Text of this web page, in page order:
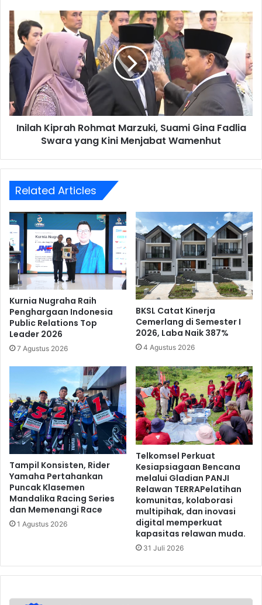
Inilah
Kiprah
Rohmat
Marzuki,
Suami
Gina
Fadlia
Swara
yang
Kini
Menjabat
Inilah Kiprah Rohmat Marzuki, Suami Gina Fadlia
Swara yang Kini Menjabat Wamenhut
Related Articles
Kurnia Nugraha Raih
Penghargaan Indonesia
Public Relations Top
Leader 2026
7 Agustus 2026
BKSL Catat Kinerja
Cemerlang di Semester I
2026, Laba Naik 387%
4 Agustus 2026
Tampil Konsisten, Rider
Yamaha Pertahankan
Puncak Klasemen
Mandalika Racing Series
dan Memenangi Race
1 Agustus 2026
Telkomsel Perkuat
Kesiapsiagaan Bencana
melalui Gladian PANJI
Relawan TERRAPelatihan
komunitas, kolaborasi
multipihak, dan inovasi
digital memperkuat
kapasitas relawan muda.
31 Juli 2026